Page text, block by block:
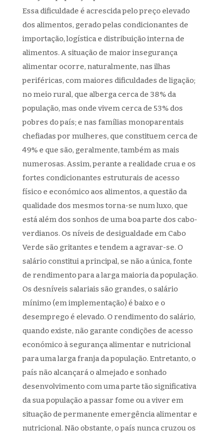
Essa dificuldade é acrescida pelo preço elevado
dos alimentos, gerado pelas condicionantes de
importação, logística e distribuição interna de
alimentos. A situação de maior insegurança
alimentar ocorre, naturalmente, nas ilhas
periféricas, com maiores dificuldades de ligação;
no meio rural, que alberga cerca de 38% da
população, mas onde vivem cerca de 53% dos
pobres do país; e nas famílias monoparentais
chefiadas por mulheres, que constituem cerca de
49% e que são, geralmente, também as mais
numerosas. Assim, perante a realidade crua e os
fortes condicionantes estruturais de acesso
físico e económico aos alimentos, a questão da
qualidade dos mesmos torna-se num luxo, que
está além dos sonhos de uma boa parte dos cabo-
verdianos. Os níveis de desigualdade em Cabo
Verde são gritantes e tendem a agravar-se. O
salário constitui a principal, se não a única, fonte
de rendimento para a larga maioria da população.
Os desníveis salariais são grandes, o salário
mínimo (em implementação) é baixo e o
desemprego é elevado. O rendimento do salário,
quando existe, não garante condições de acesso
económico à segurança alimentar e nutricional
para uma larga franja da população. Entretanto, o
país não alcançará o almejado e sonhado
desenvolvimento com uma parte tão significativa
da sua população a passar fome ou a viver em
situação de permanente emergência alimentar e
nutricional. Não obstante, o país nunca cruzou os